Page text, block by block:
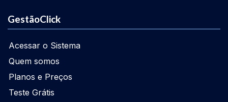
GestãoClick
Acessar o Sistema
Quem somos
Planos e Preços
Teste Grátis